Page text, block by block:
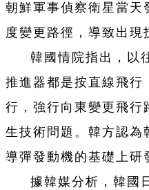
朝鮮軍事偵察衛星當天
度變更路徑，導致出現
韓國情院指出，以
推進器都是按直線飛行
行，強行向東變更飛行
生技術問題。韓方認為
導彈發動機的基礎上研
據韓媒分析，韓國